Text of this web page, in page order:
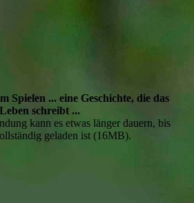
Spielen ... eine Geschichte, die das
Leben schreibt ...
kann es etwas länger dauern, bis
geladen ist (16MB).